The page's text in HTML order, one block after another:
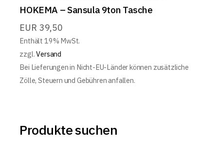
HOKEMA – Sansula 9ton Tasche
EUR 39,50
Enthält 19% MwSt.
zzgl.Versand
Bei Lieferungen in Nicht-EU-Länder können zusätzliche
Zölle, Steuern und Gebühren anfallen.
Produkte suchen